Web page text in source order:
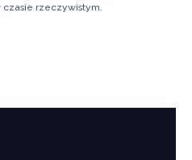
rzeczywistym.